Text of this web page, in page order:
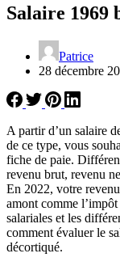
Salaire 1969
Patrice
28 décembre
A partir d’un salaire
de ce type, vous
fiche de paie.
revenu brut, revenu
En 2022, votre
amont comme
salariales et les
comment évaluer le
décortiqué.